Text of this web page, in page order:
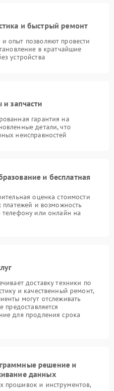
и быстрый ремонт
опыт позволяют провести
в кратчайшие
устройства
и запчасти
гарантия на
детали, что
неисправностей
и бесплатная
оценка стоимости
платежей и возможность
телефону или онлайн на
доставку техники по
и качественный ремонт,
могут отслеживать
предоставляется
для продления срока
решение и
данных
прошивок и инструментов,